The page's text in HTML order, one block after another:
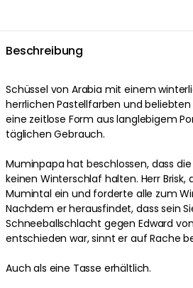
Beschreibung
Schüssel von Arabia mit einem
herrlichen Pastellfarben und
eine zeitlose Form aus langlebigem
täglichen Gebrauch.
Muminpapa hat beschlossen, dass
keinen Winterschlaf halten. Herr
Mumintal ein und forderte alle zum
Nachdem er herausfindet, dass sein
Schneeballschlacht gegen Edward
entschieden war, sinnt er auf Rache
Auch als eine Tasse erhältlich.